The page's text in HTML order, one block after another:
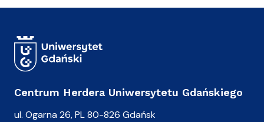
Centrum Herdera Uniwersytetu Gdańskiego
ul. Ogarna 26, PL 80-826 Gdańsk